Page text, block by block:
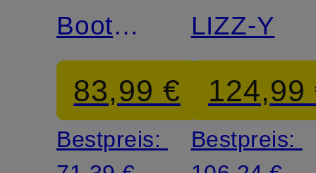
Boots
MAYER
83,99 €
Bestpreis:
LIZZ-Y
124,99
Bestpreis: